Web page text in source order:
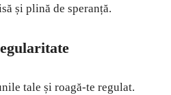
și plină de speranță.
tale și roagă-te regulat.